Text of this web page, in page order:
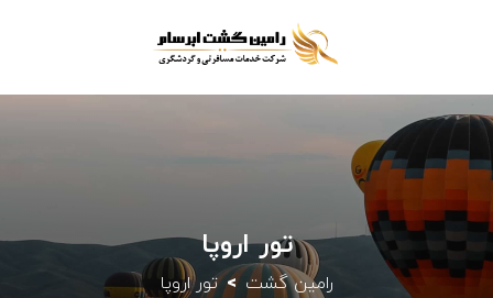
تور اروپا
رامین گشت تور اروپا